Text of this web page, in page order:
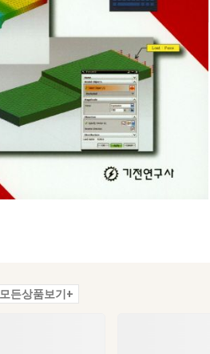
모든상품보기+